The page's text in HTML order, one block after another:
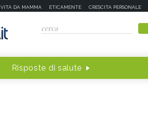
VITA DA MAMMA ETICAMENTE CRESCITA PERSONALE
Risposte di salute